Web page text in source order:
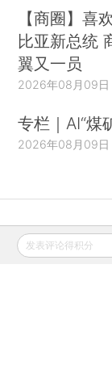
【商圈】喜
比亚新总统
翼又一员
2026年08月09日
专栏｜AI“煤
2026年08月09日
财新移动
发表评论得积分